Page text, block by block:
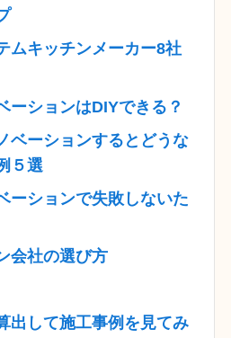
ムキッチンメーカー8社
ーションはDIYできる？
ベーションするとどうな
５選
ーションで失敗しないた
会社の選び方
出して施工事例を見てみ